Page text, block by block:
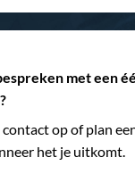
met een
op of plan
het je uitkomt.